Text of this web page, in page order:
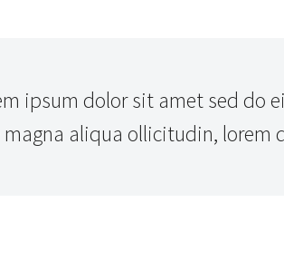
ipsum dolor sit amet sed do
aliqua ollicitudin, lorem